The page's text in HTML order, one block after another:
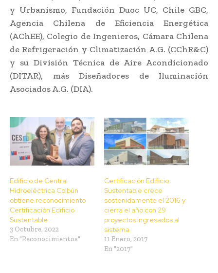
y Urbanismo, Fundación Duoc UC, Chile GBC,
Agencia Chilena de Eficiencia Energética
(AChEE), Colegio de Ingenieros, Cámara Chilena
de Refrigeración y Climatización A.G. (CChR&C)
y su División Técnica de Aire Acondicionado
(DITAR), más Diseñadores de Iluminación
Asociados A.G. (DIA).
Edificio de Central
Hidroeléctrica Colbún
obtiene reconocimiento
Certificación Edificio
Sustentable
3 Octubre, 2022
En "Reconocimientos"
Certificación Edificio
Sustentable crece
sostenidamente el 2016 y
cierra el año con 29
proyectos ingresados al
sistema
11 Enero, 2017
En "2017"